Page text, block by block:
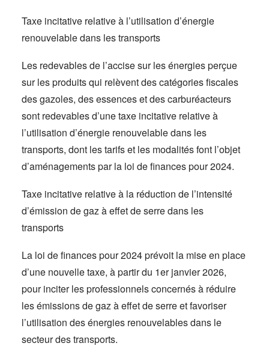
Taxe incitative relative à l’utilisation d’énergie
renouvelable dans les transports
Les redevables de l’accise sur les énergies perçue
sur les produits qui relèvent des catégories fiscales
des gazoles, des essences et des carburéacteurs
sont redevables d’une taxe incitative relative à
l’utilisation d’énergie renouvelable dans les
transports, dont les tarifs et les modalités font l’objet
d’aménagements par la loi de finances pour 2024.
Taxe incitative relative à la réduction de l’intensité
d’émission de gaz à effet de serre dans les
transports
La loi de finances pour 2024 prévoit la mise en place
d’une nouvelle taxe, à partir du 1er janvier 2026,
pour inciter les professionnels concernés à réduire
les émissions de gaz à effet de serre et favoriser
l’utilisation des énergies renouvelables dans le
secteur des transports.